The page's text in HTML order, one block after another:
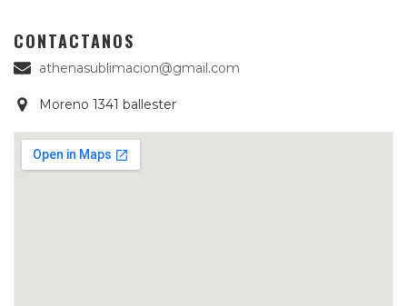
CONTACTANOS
athenasublimacion@gmail.com
Moreno 1341 ballester